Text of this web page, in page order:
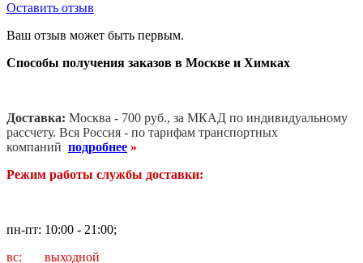
Оставить отзыв
Ваш отзыв может быть первым.
Способы получения заказов в Москве и Химках
Доставка: Москва - 700 руб., за МКАД по индивидуальному
рассчету. Вся Россия - по тарифам транспортных
компаний подробнее »
Режим работы службы доставки:
пн-пт: 10:00 - 21:00;
вс: выходной